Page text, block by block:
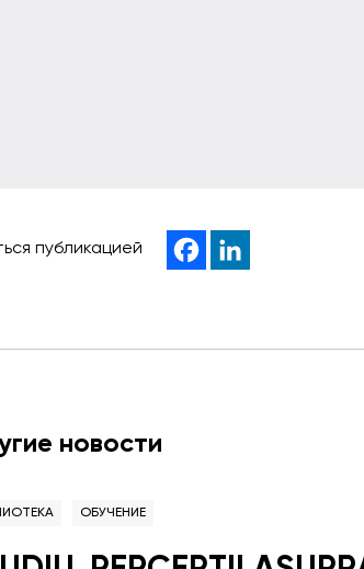
публикацией
новости
ОБУЧЕНИЕ